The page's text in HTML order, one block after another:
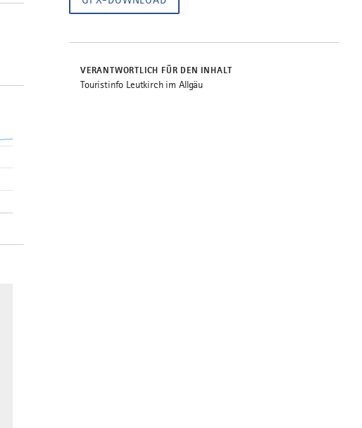
VERANTWORTLICH FÜR DEN INHALT
Touristinfo Leutkirch im Allgäu